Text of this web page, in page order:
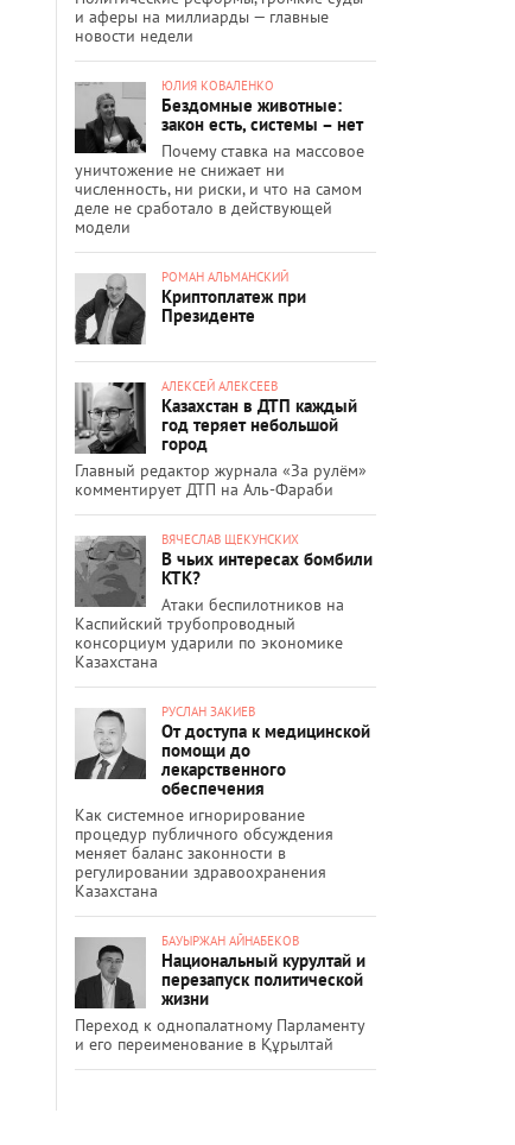
и аферы на миллиарды — главные
новости недели
ЮЛИЯ КОВАЛЕНКО
Бездомные животные:
закон есть, системы – нет
Почему ставка на массовое
уничтожение не снижает ни
численность, ни риски, и что на самом
деле не сработало в действующей
модели
РОМАН АЛЬМАНСКИЙ
Криптоплатеж при
Президенте
АЛЕКСЕЙ АЛЕКСЕЕВ
Казахстан в ДТП каждый
год теряет небольшой
город
Главный редактор журнала «За рулём»
комментирует ДТП на Аль-Фараби
ВЯЧЕСЛАВ ЩЕКУНСКИХ
В чьих интересах бомбили
КТК?
Атаки беспилотников на
Каспийский трубопроводный
консорциум ударили по экономике
Казахстана
РУСЛАН ЗАКИЕВ
От доступа к медицинской
помощи до
лекарственного
обеспечения
Как системное игнорирование
процедур публичного обсуждения
меняет баланс законности в
регулировании здравоохранения
Казахстана
БАУЫРЖАН АЙНАБЕКОВ
Национальный курултай и
перезапуск политической
жизни
Переход к однопалатному Парламенту
и его переименование в Құрылтай